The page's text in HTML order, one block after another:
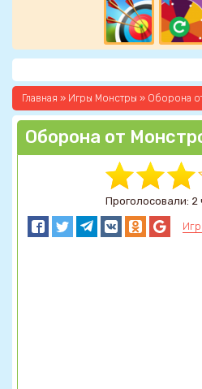
Главная » Игры Монстры » Оборона
Оборона от
Проголосовали: 2